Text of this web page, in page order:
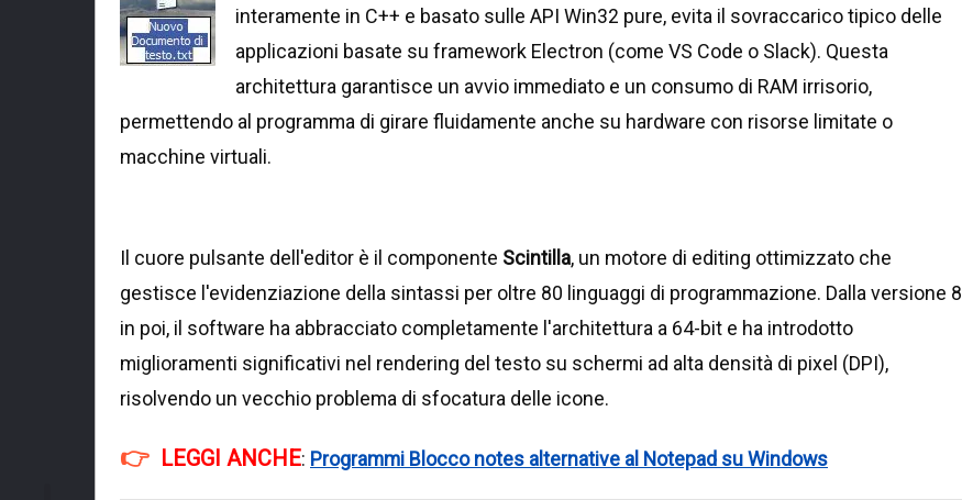
interamente in C++ e basato sulle API Win32 pure, evita il sovraccarico tipico delle
applicazioni basate su framework Electron (come VS Code o Slack). Questa
architettura garantisce un avvio immediato e un consumo di RAM irrisorio,
permettendo al programma di girare fluidamente anche su hardware con risorse limitate o
macchine virtuali.
Il cuore pulsante dell'editor è il componente Scintilla, un motore di editing ottimizzato che
gestisce l'evidenziazione della sintassi per oltre 80 linguaggi di programmazione. Dalla versione 8
in poi, il software ha abbracciato completamente l'architettura a 64-bit e ha introdotto
miglioramenti significativi nel rendering del testo su schermi ad alta densità di pixel (DPI),
risolvendo un vecchio problema di sfocatura delle icone.
LEGGI ANCHE: Programmi Blocco notes alternative al Notepad su Windows